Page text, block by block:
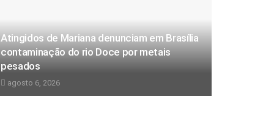
Atingidos de Mariana denunciam em Brasília
contaminação do rio Doce por metais
pesados
agosto 6, 2026